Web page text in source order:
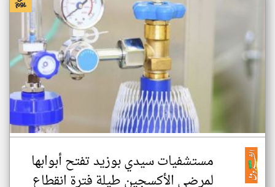
مستشفيات سيدي بوزيد تفتح أبوابها
لمرضى الأكسجين طيلة فترة انقطاع